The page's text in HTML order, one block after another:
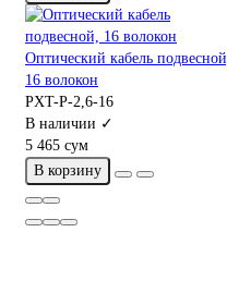
Оптический кабель подвесной,
16 волокон
PXT-P-2,6-16
В наличии ✓
5 465 сум
В корзину